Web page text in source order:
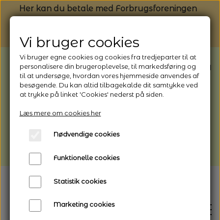
Her kan du betale med Forbrugsforeningen
BEMÆRK: Butikken har ferielukket* fra
1/8 - 9/8 - 2026
*Webshoppen er åben og sender hele
afhentning
Vi gør opmærksom på, at der kan være lidt
længere leveringstid
Vi bruger cookies
Vi bruger egne cookies og cookies fra tredjeparter til at
personalisere din brugeroplevelse, til markedsføring og
til at undersøge, hvordan vores hjemmeside anvendes af
besøgende. Du kan altid tilbagekalde dit samtykke ved
at trykke på linket 'Cookies' nederst på siden.
Læs mere om cookies her
Nødvendige cookies
Funktionelle cookies
Statistik cookies
Marketing cookies